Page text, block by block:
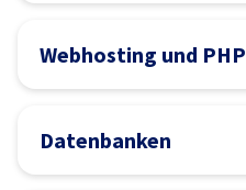
Webhosting und PHP
Datenbanken